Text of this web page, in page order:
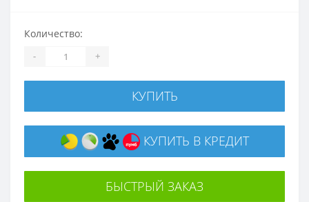
Количество:
- +
КУПИТЬ
КУПИТЬ В КРЕДИТ
БЫСТРЫЙ ЗАКАЗ